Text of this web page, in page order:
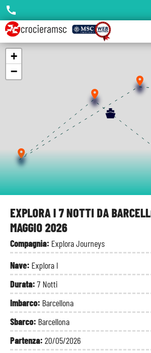
EXPLORA I 7 NOTTI DA
MAGGIO 2026
Compagnia: Explora Journeys
Nave: Explora I
Durata:7 Notti
Imbarco: Barcellona
Sbarco: Barcellona
Partenza:20/05/2026
place
place
place
+
−
call